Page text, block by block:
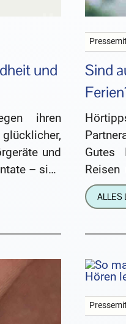
und
ihren
und
– sind
tragen zu
Sind
Gutes
Reisen
ALLES